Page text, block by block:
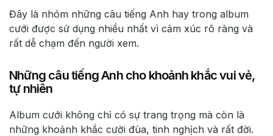
Đây là nhóm những câu tiếng Anh hay trong album
cưới được sử dụng nhiều nhất vì cảm xúc rõ ràng và
rất dễ chạm đến người xem.
Những câu tiếng Anh cho khoảnh khắc vui vẻ,
tự nhiên
Album cưới không chỉ có sự trang trọng mà còn là
những khoảnh khắc cười đùa, tinh nghịch và rất đời.